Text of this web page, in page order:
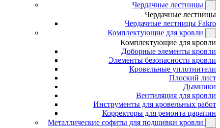
Чердачные лестницы
Чердачные лестницы
Чердачные лестницы Fakro
Комплектующие для кровли
Комплектующие для кровли
Доборные элементы кровли
Элементы безопасности кровли
Кровельные уплотнители
Плоский лист
Дымники
Вентиляция для кровли
Инструменты для кровельных работ
Корректоры для ремонта царапин
Металлические софиты для подшивки кровли